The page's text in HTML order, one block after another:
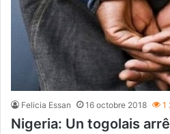
Felicia Essan 16 octobre 2018 1
Nigeria: Un togolais